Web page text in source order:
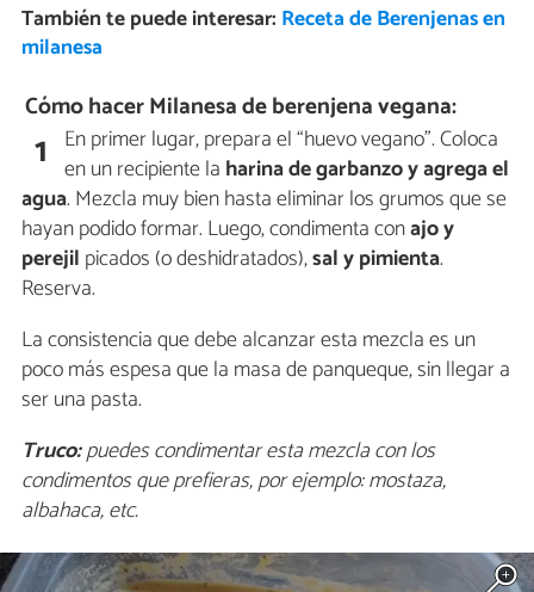
También te puede interesar: Receta de Berenjenas en
milanesa
Cómo hacer Milanesa de berenjena vegana:
1 En primer lugar, prepara el “huevo vegano”. Coloca
en un recipiente la harina de garbanzoyagrega el
agua. Mezcla muy bien hasta eliminar los grumos que se
hayan podido formar. Luego, condimenta conajoy
perejil picados (o deshidratados),sal y pimienta.
Reserva.
La consistencia que debe alcanzar esta mezcla es un
poco más espesa que la masa de panqueque, sin llegar a
ser una pasta.
Truco:puedes condimentar esta mezcla con los
condimentos que prefieras, por ejemplo: mostaza,
albahaca, etc.